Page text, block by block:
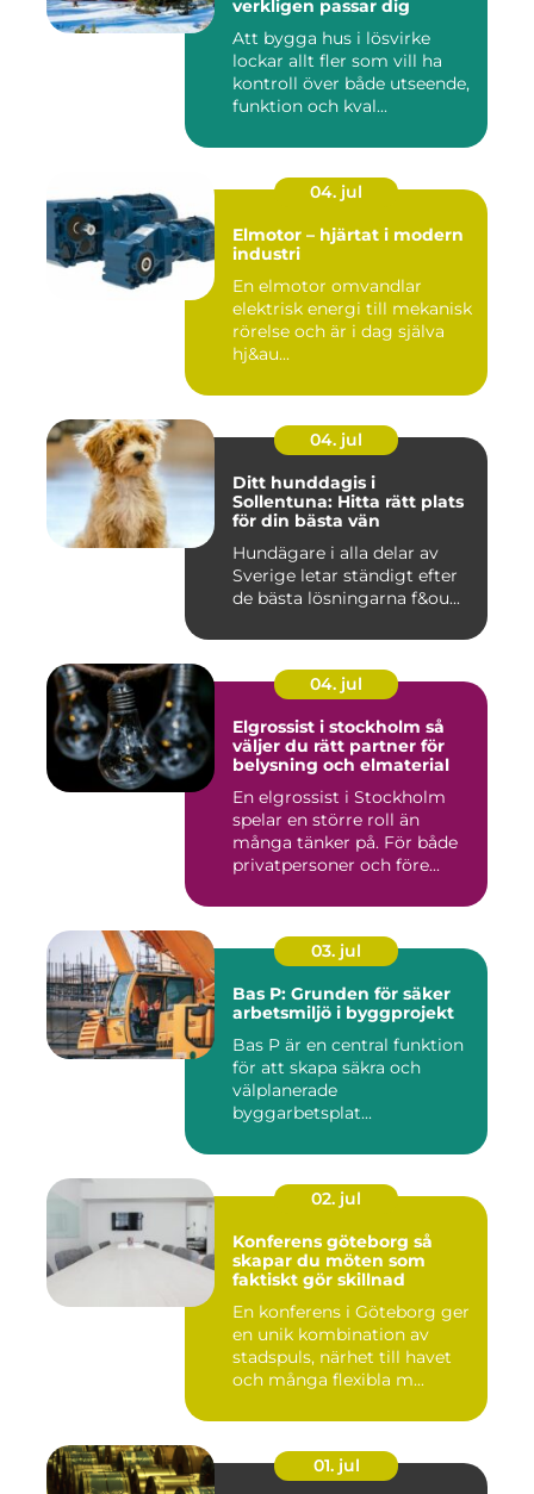
verkligen passar dig
Att bygga hus i lösvirke
lockar allt fler som vill ha
kontroll över både utseende,
funktion och kval...
04. jul
Elmotor – hjärtat i modern
industri
En elmotor omvandlar
elektrisk energi till mekanisk
rörelse och är i dag själva
hj&au...
04. jul
Ditt hunddagis i
Sollentuna: Hitta rätt plats
för din bästa vän
Hundägare i alla delar av
Sverige letar ständigt efter
de bästa lösningarna f&ou...
04. jul
Elgrossist i stockholm så
väljer du rätt partner för
belysning och elmaterial
En elgrossist i Stockholm
spelar en större roll än
många tänker på. För både
privatpersoner och före...
03. jul
Bas P: Grunden för säker
arbetsmiljö i byggprojekt
Bas P är en central funktion
för att skapa säkra och
välplanerade
byggarbetsplat...
02. jul
Konferens göteborg så
skapar du möten som
faktiskt gör skillnad
En konferens i Göteborg ger
en unik kombination av
stadspuls, närhet till havet
och många flexibla m...
01. jul